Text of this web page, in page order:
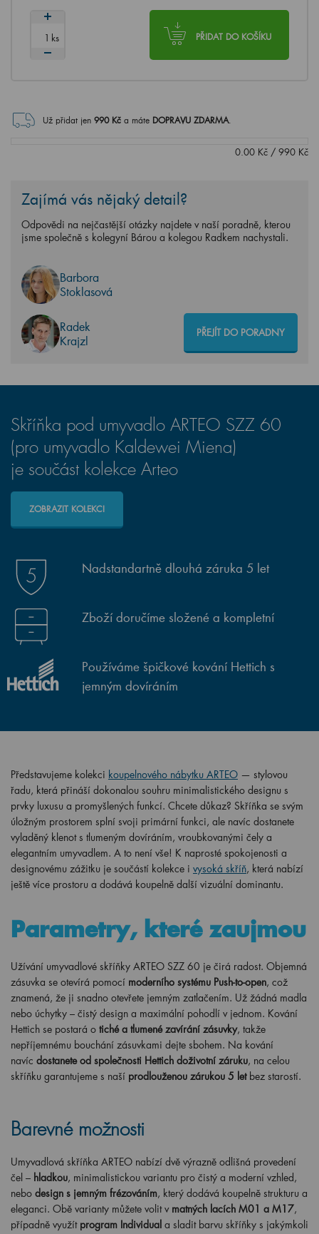
PŘIDAT DO KOŠÍKU
ks
Už přidat jen 990Kč a máte DOPRAVU ZDARMA.
0.00 Kč / 990 Kč
Zajímá vás nějaký detail?
Odpovědi na nejčastější otázky najdete v naší poradně, kterou
jsme společně s kolegyní Bárou a kolegou Radkem nachystali.
Barbora
Stoklasová
Radek
Krajzl
PŘEJÍT DO PORADNY
Skříňka pod umyvadlo ARTEO SZZ 60
(pro umyvadlo Kaldewei Miena)
je součást kolekce Arteo
ZOBRAZIT KOLEKCI
Nadstandartně dlouhá záruka 5 let
Zboží doručíme složené a kompletní
Používáme špičkové kování Hettich s
jemným dovíráním
Představujeme kolekci koupelnového nábytku ARTEO — stylovou
řadu, která přináší dokonalou souhru minimalistického designu s
prvky luxusu a promyšlených funkcí. Chcete důkaz? Skříňka se svým
úložným prostorem splní svoji primární funkci, ale navíc dostanete
vyladěný klenot s tlumeným dovíráním, vroubkovanými čely a
elegantním umyvadlem. A to není vše! K naprosté spokojenosti a
designovému zážitku je součástí kolekce i vysoká skříň, která nabízí
ještě více prostoru a dodává koupelně další vizuální dominantu.
Parametry, které zaujmou
Užívání umyvadlové skříňky ARTEO SZZ 60 je čirá radost. Objemná
zásuvka se otevírá pomocí moderního systému Push-to-open, což
znamená, že ji snadno otevřete jemným zatlačením. Už žádná madla
nebo úchytky – čistý design a maximální pohodlí v jednom. Kování
Hettich se postará o tiché a tlumené zavírání zásuvky, takže
nepříjemnému bouchání zásuvkami dejte sbohem. Na kování
navíc dostanete od společnosti Hettich doživotní záruku, na celou
skříňku garantujeme s naší prodlouženou zárukou 5 let bez starostí.
Barevné možnosti
Umyvadlová skříňka ARTEO nabízí dvě výrazně odlišná provedení
čel – hladkou, minimalistickou variantu pro čistý a moderní vzhled,
nebo design s jemným frézováním, který dodává koupelně strukturu a
eleganci. Obě varianty můžete volit v matných lacích M01 a M17,
případně využít program Individual a sladit barvu skříňky s jakýmkoli